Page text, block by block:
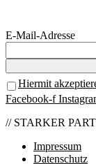
E-Mail-Adresse
Hiermit
Facebook-f
// STARKER
Impressum
Datenschutz